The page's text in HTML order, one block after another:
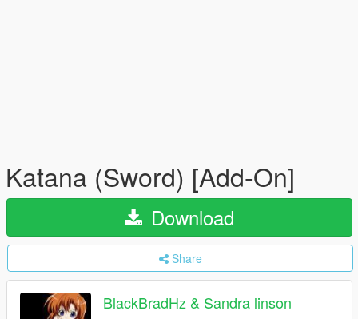
Katana (Sword) [Add-On]
Download
Share
BlackBradHz & Sandra linson